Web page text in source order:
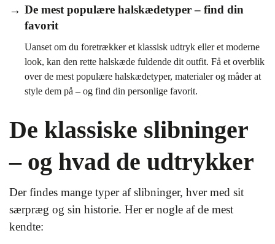
De mest populære halskædetyper – find din
favorit
Uanset om du foretrækker et klassisk udtryk eller et moderne
look, kan den rette halskæde fuldende dit outfit. Få et overblik
over de mest populære halskædetyper, materialer og måder at
style dem på – og find din personlige favorit.
De klassiske slibninger
– og hvad de udtrykker
Der findes mange typer af slibninger, hver med sit
særpræg og sin historie. Her er nogle af de mest
kendte: